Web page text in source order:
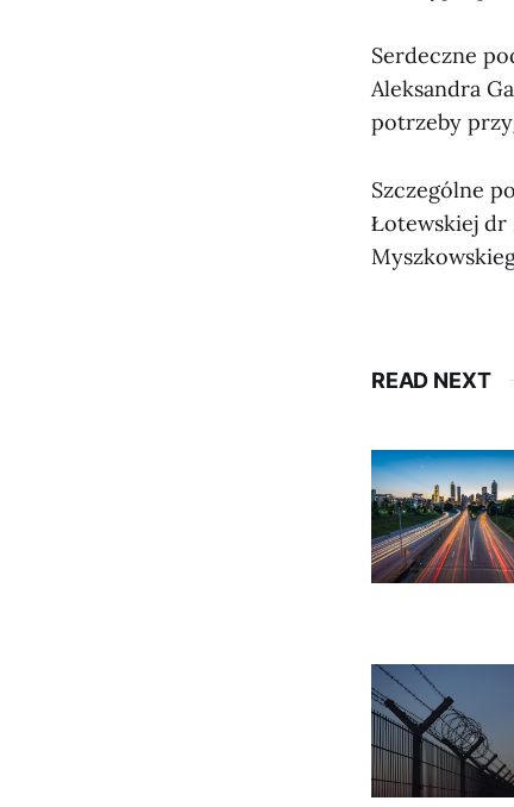
Serdeczne
Aleksandra
potrzeby
Szczególne
Łotewskiej dr
READ NEXT